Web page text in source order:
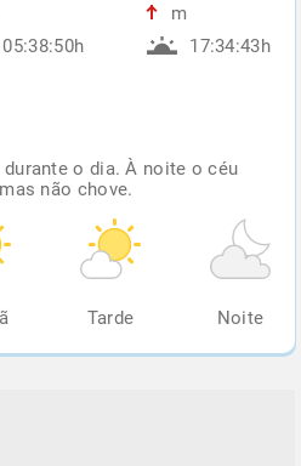
05:38:50h
m
17:34:43h
o dia. À noite o céu
não chove.
Tarde Noite